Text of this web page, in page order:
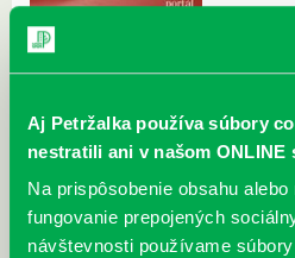
Aj Petržalka používa súbory
nestratili ani v našom ONLINE
Na prispôsobenie obsahu
fungovanie prepojených
návštevnosti používame